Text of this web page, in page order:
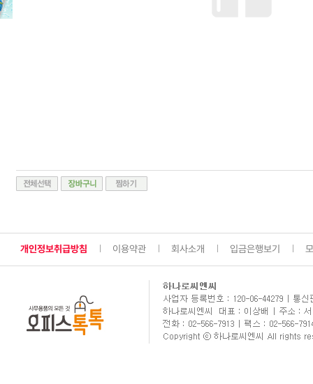
개인정보취급방침 이용약관 회사소개 입금은행보기